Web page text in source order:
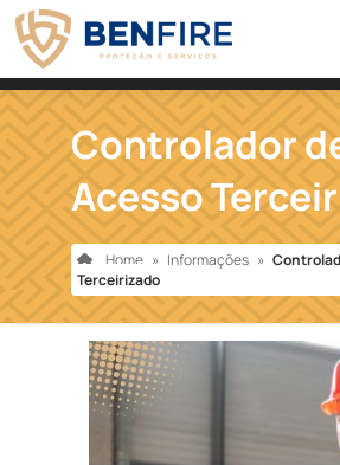
Controlador
Acesso
Home » Informações »
Terceirizado